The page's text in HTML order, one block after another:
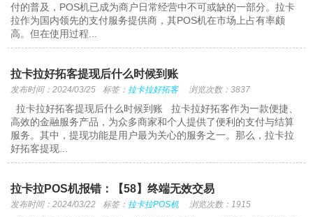
付的普及，POS机已成为商户日常经营中不可或缺的一部分。拉卡
拉作为国内领先的支付服务提供商，其POS机在市场上占有率颇
高。但在使用过程...
拉卡拉好拓客提现后什么时候到账
发布时间：2024/03/25 标签： 拉卡拉好拓客 浏览次数：3837
拉卡拉好拓客提现后什么时候到账 拉卡拉好拓客作为一款便捷、
高效的金融服务产品，为众多商家和个人提供了便利的支付与结算
服务。其中，提现功能是用户最为关心的服务之一。那么，拉卡拉
好拓客提现...
拉卡拉POS机报错：【58】终端无效交易
发布时间：2024/03/22 标签： 拉卡拉POS机 浏览次数：1915